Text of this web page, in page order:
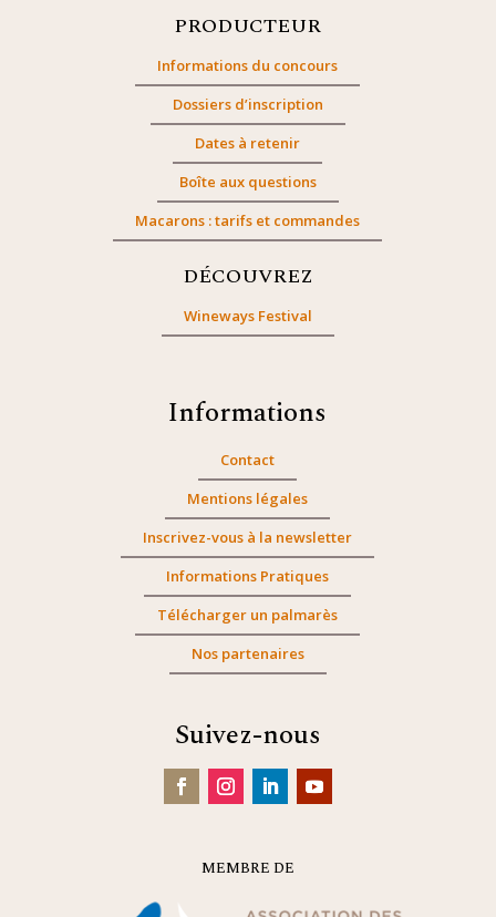
PRODUCTEUR
Informations du concours
Dossiers d’inscription
Dates à retenir
Boîte aux questions
Macarons : tarifs et commandes
DÉCOUVREZ
Wineways Festival
Informations
Contact
Mentions légales
Inscrivez-vous à la newsletter
Informations Pratiques
Télécharger un palmarès
Nos partenaires
Suivez-nous
MEMBRE DE